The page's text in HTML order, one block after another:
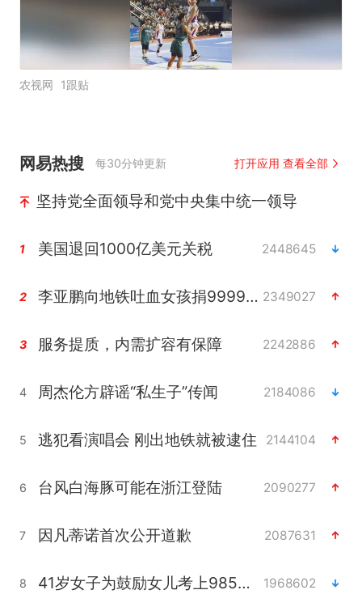
农视网 1跟贴
网易热搜 每30分钟更新 打开应用 查看全部
坚持党全面领导和党中央集中统一领导
1 美国退回1000亿美元关税 2448645
2 李亚鹏向地铁吐血女孩捐99999元 2349027
3 服务提质，内需扩容有保障 2242886
4 周杰伦方辟谣“私生子”传闻 2184086
5 逃犯看演唱会 刚出地铁就被逮住 2144104
6 台风白海豚可能在浙江登陆 2090277
7 因凡蒂诺首次公开道歉 2087631
8 41岁女子为鼓励女儿考上985研究生 1968602